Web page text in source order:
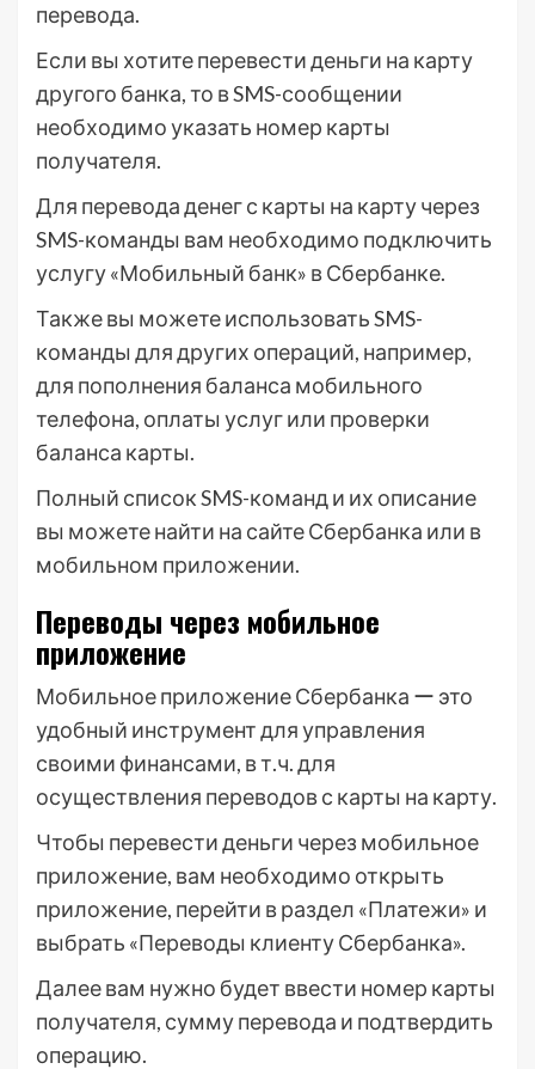
перевода.
Если вы хотите перевести деньги на карту
другого банка, то в SMS-сообщении
необходимо указать номер карты
получателя.
Для перевода денег с карты на карту через
SMS-команды вам необходимо подключить
услугу «Мобильный банк» в Сбербанке.
Также вы можете использовать SMS-
команды для других операций, например,
для пополнения баланса мобильного
телефона, оплаты услуг или проверки
баланса карты.
Полный список SMS-команд и их описание
вы можете найти на сайте Сбербанка или в
мобильном приложении.
Переводы через мобильное
приложение
Мобильное приложение Сбербанка ー это
удобный инструмент для управления
своими финансами, в т.ч. для
осуществления переводов с карты на карту.
Чтобы перевести деньги через мобильное
приложение, вам необходимо открыть
приложение, перейти в раздел «Платежи» и
выбрать «Переводы клиенту Сбербанка».
Далее вам нужно будет ввести номер карты
получателя, сумму перевода и подтвердить
операцию.